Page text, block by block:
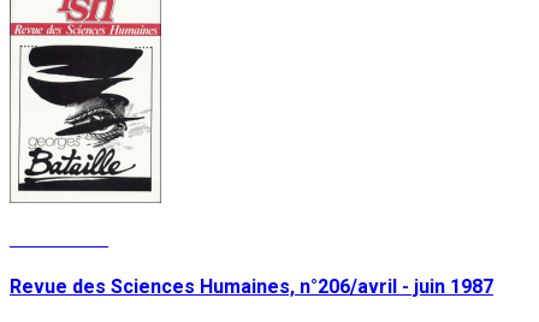
Revue des Sciences Humaines, n°206/avril - juin 1987